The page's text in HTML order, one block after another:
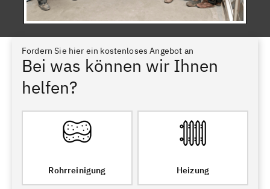
Fordern Sie hier ein kostenloses Angebot an
Bei was können wir Ihnen
helfen?
Rohrreinigung Heizung